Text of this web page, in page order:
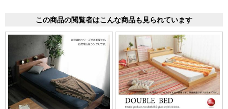
この商品の閲覧者はこんな商品も見られています